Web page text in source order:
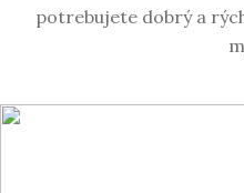
potrebujete dobrý a